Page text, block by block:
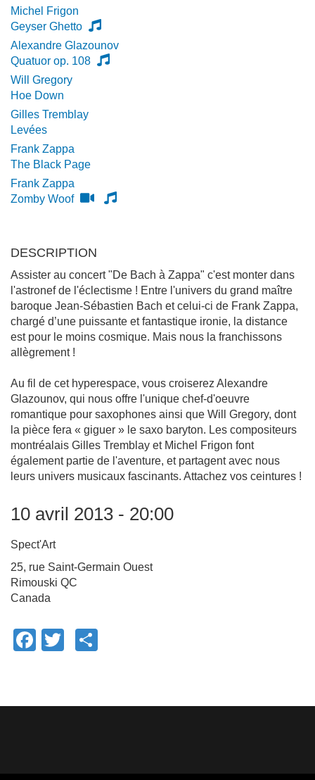
Michel Frigon
Geyser Ghetto
Alexandre Glazounov
Quatuor op. 108
Will Gregory
Hoe Down
Gilles Tremblay
Levées
Frank Zappa
The Black Page
Frank Zappa
Zomby Woof
DESCRIPTION
Assister au concert "De Bach à Zappa" c'est monter dans
l'astronef de l'éclectisme ! Entre l'univers du grand maître
baroque Jean-Sébastien Bach et celui-ci de Frank Zappa,
chargé d’une puissante et fantastique ironie, la distance
est pour le moins cosmique. Mais nous la franchissons
allègrement !
Au fil de cet hyperespace, vous croiserez Alexandre
Glazounov, qui nous offre l'unique chef-d'oeuvre
romantique pour saxophones ainsi que Will Gregory, dont
la pièce fera « giguer » le saxo baryton. Les compositeurs
montréalais Gilles Tremblay et Michel Frigon font
également partie de l'aventure, et partagent avec nous
leurs univers musicaux fascinants. Attachez vos ceintures !
10 avril 2013 - 20:00
Spect'Art
25, rue Saint-Germain Ouest
Rimouski QC
Canada
Facebook
Twitter